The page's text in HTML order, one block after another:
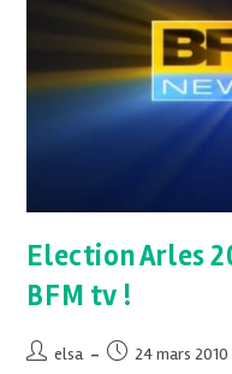
Election Arles
BFM tv !
elsa
24 mars 2010